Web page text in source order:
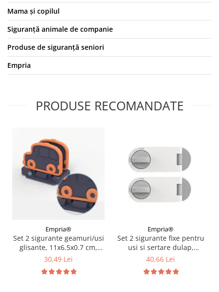
Mama și copilul
Siguranță animale de companie
Produse de siguranță seniori
Empria
PRODUSE RECOMANDATE
Empria®
Set 2 sigurante geamuri/usi
glisante, 11x6.5x0.7 cm,
Diverse culori
30,49 Lei
Empria®
Set 2 sigurante fixe pentru
usi si sertare dulap,
10.6x4.15x2.2 cm, Gri
40,66 Lei